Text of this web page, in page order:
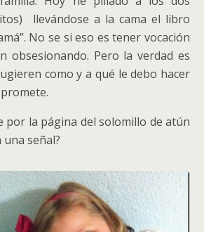
llevándose a la cama el libro
No se si eso es tener vocación
obsesionando. Pero la verdad es
como y a qué le debo hacer
por la página del solomillo de atún
una señal?